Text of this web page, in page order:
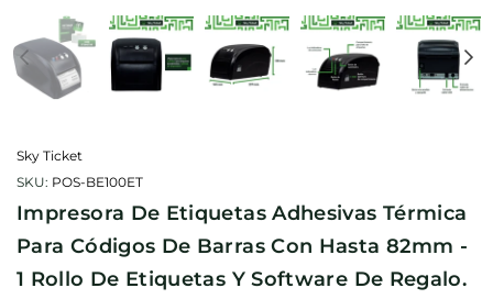
Sky Ticket
SKU: POS-BE100ET
Impresora De Etiquetas Adhesivas Térmica
Para Códigos De Barras Con Hasta 82mm -
1 Rollo De Etiquetas Y Software De Regalo.